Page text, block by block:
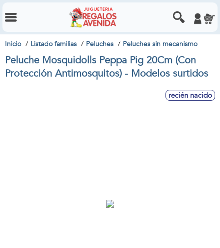
Inicio Listado familias Peluches Peluches sin mecanismo
Peluche Mosquidolls Peppa Pig 20Cm (Con
Protección Antimosquitos) - Modelos surtidos
recién nacido